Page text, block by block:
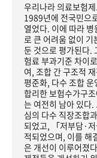
우리나라 의료보험
1989년에 전국민으
열었다. 이에 따라
로 큰 어려움 없이 기
둔 것으로 평가된다.
험료 부과기준 차이
여, 조합 간 구조적
평준화, 다수 조합
합리한 보험수가구
는 여전히 남아 있다
심의 다수 직장조합
되었고, 「저부담·
적되었으며, 이를 해
은 개선이 이루어졌